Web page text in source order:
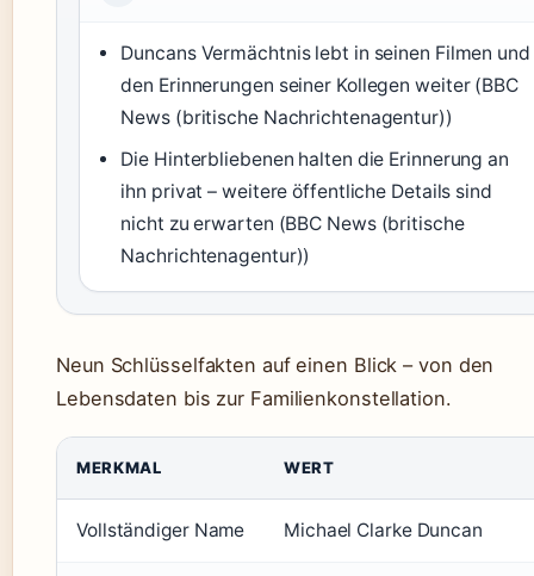
Duncans Vermächtnis lebt in seinen Filmen und
den Erinnerungen seiner Kollegen weiter (BBC
News (britische Nachrichtenagentur))
Die Hinterbliebenen halten die Erinnerung an
ihn privat – weitere öffentliche Details sind
nicht zu erwarten (BBC News (britische
Nachrichtenagentur))
Neun Schlüsselfakten auf einen Blick – von den
Lebensdaten bis zur Familienkonstellation.
MERKMAL WERT
Vollständiger Name Michael Clarke Duncan